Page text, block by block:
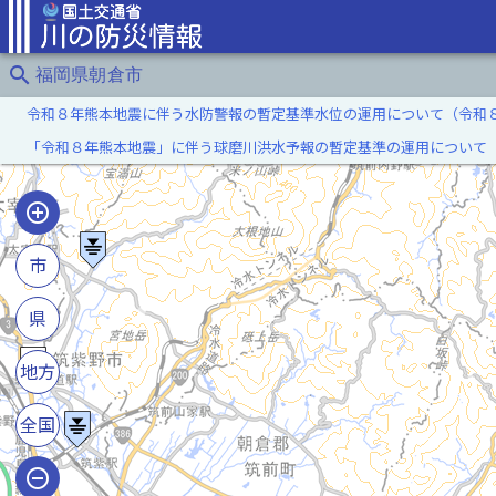
search 福岡県朝倉市
令和８年熊本地震に伴う水防警報の暫定基準水位の運用について（令和
「令和８年熊本地震」に伴う球磨川洪水予報の暫定基準の運用について
市
県
地方
全国